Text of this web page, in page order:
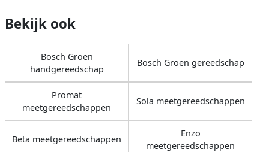
Bekijk ook
Bosch Groen
handgereedschap
Bosch Groen gereedschap
Promat
meetgereedschappen
Sola meetgereedschappen
Beta meetgereedschappen
Enzo
meetgereedschappen